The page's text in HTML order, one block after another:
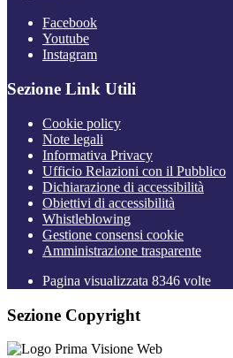
Facebook
Youtube
Instagram
Sezione Link Utili
Cookie policy
Note legali
Informativa Privacy
Ufficio Relazioni con il Pubblico
Dichiarazione di accessibilità
Obiettivi di accessibilità
Whistleblowing
Gestione consensi cookie
Amministrazione trasparente
Pagina visualizzata 8346 volte
Sezione Copyright